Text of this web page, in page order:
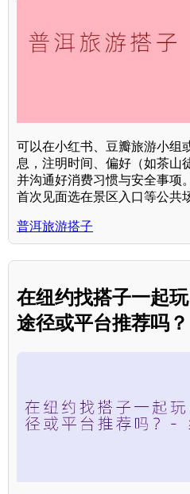
可以在小红书、豆瓣旅游小组
息，注明时间、偏好（如茶山
并沟通好消费习惯与安全事项
首次见面选在景区入口等公共
普洱旅游搭子
在纽约找搭子一起
途径或平台推荐吗？